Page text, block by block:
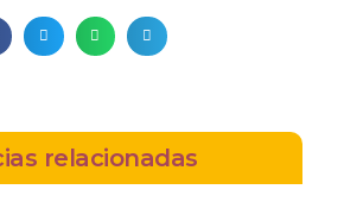
relacionadas